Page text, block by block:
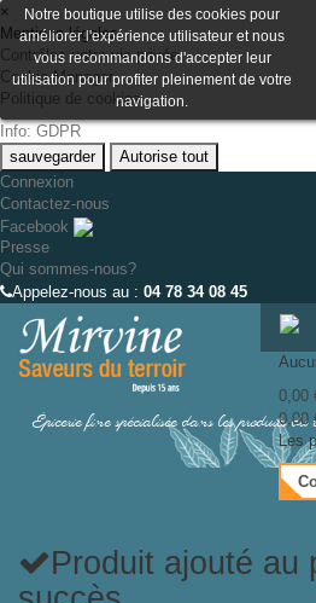
×
Mentions légales
Contrôlez votre vie privée
Cookie Manager
Politique de cookies
Info: GDPR
sauvegarder
Autorise tout
Connexion
Contactez-nous
Facebook
Presse
Qui sommes-nous?
Appelez-nous au : 04 78 34 08 45
Épicerie fine spécialisée dans les produits du
0,00
0,00
Les
Produit ajouté au
Notre boutique utilise des cookies pour
améliorer l'expérience utilisateur et nous
vous recommandons d'accepter leur
utilisation pour profiter pleinement de votre
navigation.